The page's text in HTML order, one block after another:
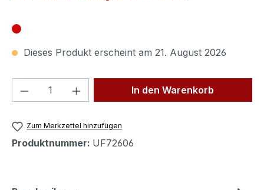
Dieses Produkt erscheint am 21. August 2026
Produkt Anzahl: Gib denIn den Warenkorb
Zum Merkzettel hinzufügen
Produktnummer: UF72606